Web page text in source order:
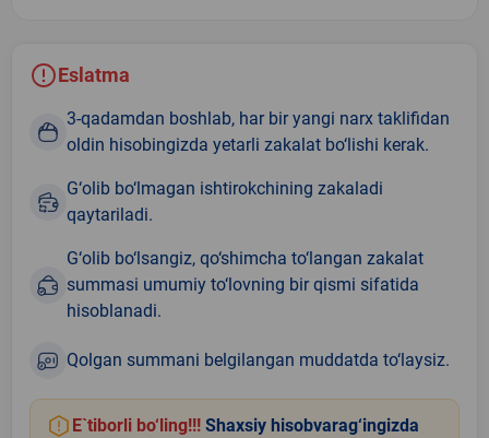
Eslatma
3-qadamdan boshlab, har bir yangi narx taklifidan
oldin hisobingizda yetarli zakalat bo‘lishi kerak.
G‘olib bo‘lmagan ishtirokchining zakaladi
qaytariladi.
G‘olib bo‘lsangiz, qo‘shimcha to‘langan zakalat
summasi umumiy to‘lovning bir qismi sifatida
hisoblanadi.
Qolgan summani belgilangan muddatda to‘laysiz.
E`tiborli bo‘ling!!! Shaxsiy hisobvarag‘ingizda